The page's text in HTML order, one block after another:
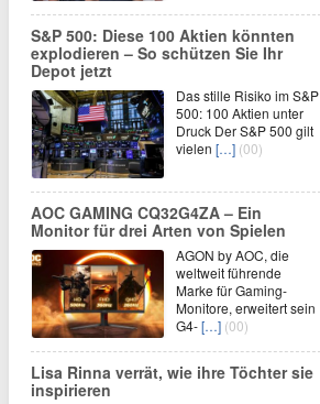
S&P 500: Diese 100 Aktien könnten
explodieren – So schützen Sie Ihr
Depot jetzt
Das stille Risiko im S&P
500: 100 Aktien unter
Druck Der S&P 500 gilt
vielen […] (00)
AOC GAMING CQ32G4ZA – Ein
Monitor für drei Arten von Spielen
AGON by AOC, die
weltweit führende
Marke für Gaming-
Monitore, erweitert sein
G4-[…] (00)
Lisa Rinna verrät, wie ihre Töchter sie
inspirieren